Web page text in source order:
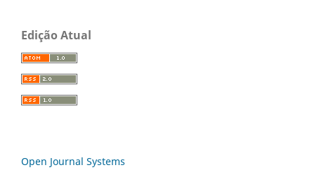
Edição Atual
Open Journal Systems